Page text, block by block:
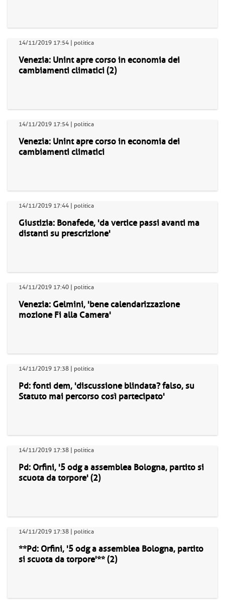
14/11/2019 17:54 | politica
Venezia: Unint apre corso in economia dei
cambiamenti climatici (2)
14/11/2019 17:54 | politica
Venezia: Unint apre corso in economia dei
cambiamenti climatici
14/11/2019 17:44 | politica
Giustizia: Bonafede, 'da vertice passi avanti ma
distanti su prescrizione'
14/11/2019 17:40 | politica
Venezia: Gelmini, 'bene calendarizzazione
mozione Fi alla Camera'
14/11/2019 17:38 | politica
Pd: fonti dem, 'discussione blindata? falso, su
Statuto mai percorso così partecipato'
14/11/2019 17:38 | politica
Pd: Orfini, '5 odg a assemblea Bologna, partito si
scuota da torpore' (2)
14/11/2019 17:38 | politica
**Pd: Orfini, '5 odg a assemblea Bologna, partito
si scuota da torpore'** (2)